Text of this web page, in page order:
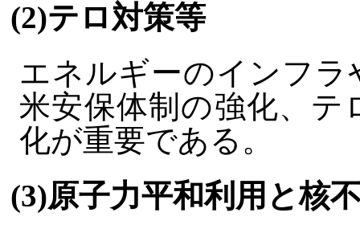
(2)テロ対策等
エネルギーのインフ
米安保体制の強化、テ
化が重要である。
(3)原子力平和利用と核